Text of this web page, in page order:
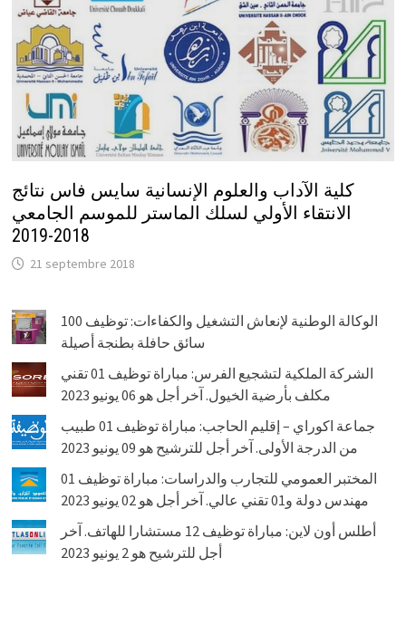
كلية الآداب والعلوم الإنسانية سايس فاس نتائج
الانتقاء الأولي لسلك الماستر للموسم الجامعي
2018-2019
21 septembre 2018
الوكالة الوطنية لإنعاش التشغيل والكفاءات: توظيف 100
سائق حافلة بطنجة أصيلة
الشركة الملكية لتشجيع الفرس: مباراة توظيف 01 تقني
مكلف بأرضية الخيول. آخر أجل هو 06 يونيو 2023
جماعة اكوراي – إقليم الحاجب: مباراة توظيف 01 طبيب
من الدرجة الأولى. آخر أجل للترشيح هو 09 يونيو 2023
المختبر العمومي للتجارب والدراسات: مباراة توظيف 01
مهندس دولة و01 تقني عالي. آخر أجل هو 02 يونيو 2023
أطلس أون لاين: مباراة توظيف 12 مستشارا للهاتف. آخر
أجل للترشيح هو 2 يونيو 2023